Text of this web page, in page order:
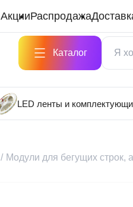
АкцииРаспродажа
Каталог
LED ленты и
/ Модули для бегущих строк,